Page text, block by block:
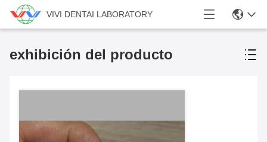
VIVI DENTAI LABORATORY
exhibición del producto